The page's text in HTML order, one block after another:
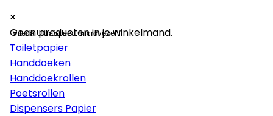
×
Papier
Toiletpapier
Handdoeken
Handdoekrollen
Poetsrollen
Dispensers Papier
×
×
Geen producten in je winkelmand.